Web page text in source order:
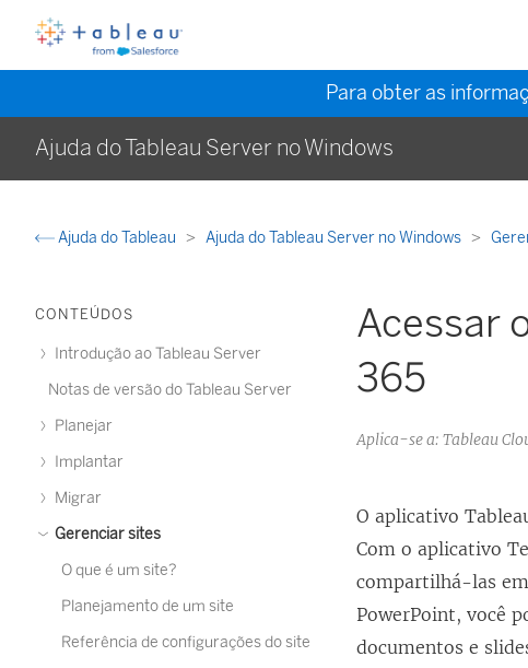
Para obter as
Ajuda do Tableau Server no Windows
Ajuda do Tableau Ajuda do Tableau Server no Windows
CONTEÚDOS
Introdução ao Tableau Server
Notas de versão do Tableau Server
Planejar
Implantar
Migrar
Gerenciar sites
O que é um site?
Planejamento de um site
Referência de configurações do site
Acessar
365
Aplica-se a: Tableau
O aplicativo
Com o aplicativo
compartilhá-las
PowerPoint, você
documentos e